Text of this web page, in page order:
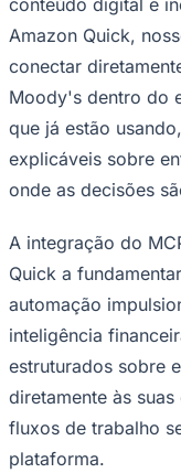
Anuncie no Portal
Verificar Empresa
Publicidade Legal
NBA
NFL
Fórmula 1
UFC
Tênis (ATP)
Atletismo
Vôlei
Competições de Futebol
Brasileirão Série
Paulistão
Copa do Brasil
Sul-Americana
Amazon Quick,
conectar
Moody's dentro do
que já estão
explicáveis sobre
onde as decisões
A integração do
Quick a
automação
inteligência
estruturados sobre
diretamente às
fluxos de trabalho
plataforma.